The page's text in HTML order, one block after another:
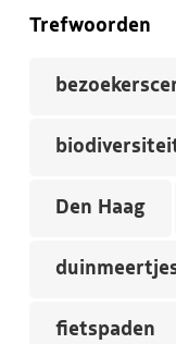
Trefwoorden
Den Haag
fietspaden